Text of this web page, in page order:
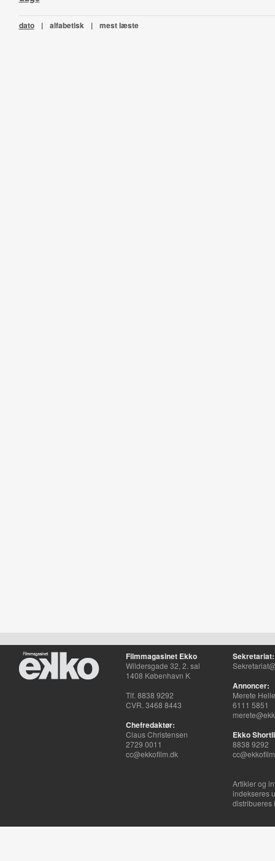
dato | alfabetisk | mest læste
Filmmagasinet Ekko
Wildersgade 32, 2. sal
1408 København K
Tlf. 8838 9292
CVR. 3468 8443
Chefredaktør:
Claus Christensen
2729 0011
cc@ekkofilm.dk
Sekretariat:
Annoncer:
Merete
6111 5851
Ekko
8838 9292
Artikler og
indekseres
distribueres